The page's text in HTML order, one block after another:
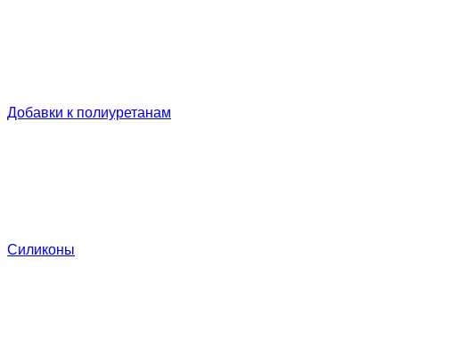
Добавки к полиуретанам
Силиконы